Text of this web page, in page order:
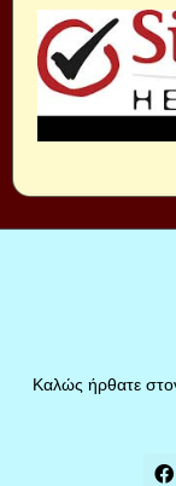
Καλώς ήρθατε